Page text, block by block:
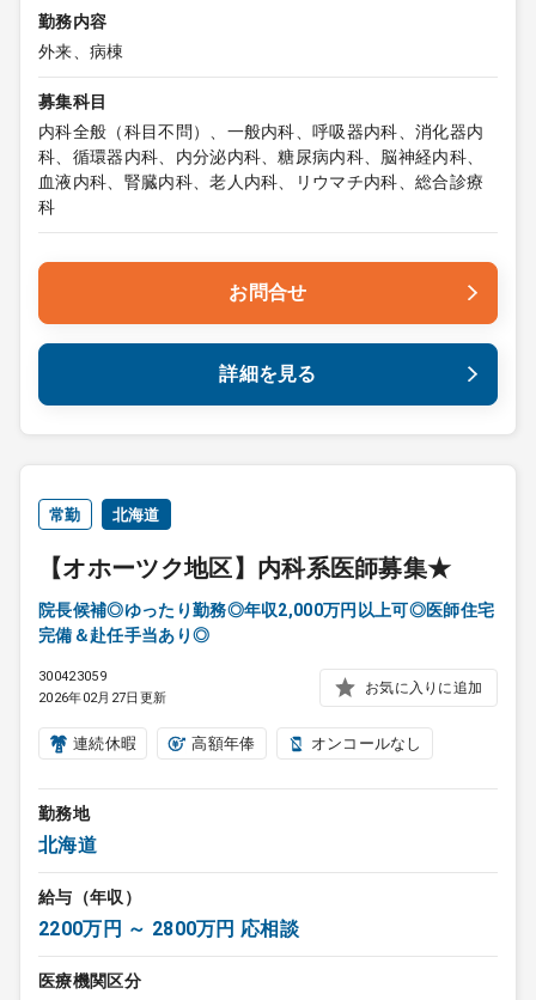
勤務内容
外来、病棟
募集科目
内科全般（科目不問）、一般内科、呼吸器内科、消化器内
科、循環器内科、内分泌内科、糖尿病内科、脳神経内科、
血液内科、腎臓内科、老人内科、リウマチ内科、総合診療
科
お問合せ
詳細を見る
常勤 北海道
【オホーツク地区】内科系医師募集★
院長候補◎ゆったり勤務◎年収2,000万円以上可◎医師住宅
完備＆赴任手当あり◎
300423059
2026年02月27日更新
お気に入りに追加
連続休暇 高額年俸 オンコールなし
勤務地
北海道
給与（年収）
2200万円 ～ 2800万円 応相談
医療機関区分